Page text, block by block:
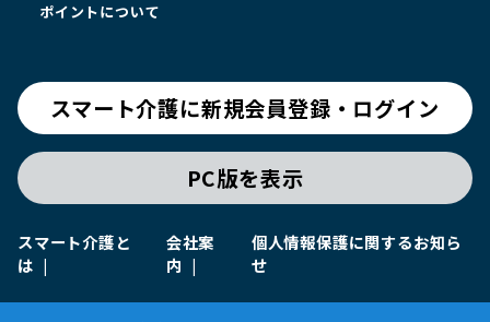
ポイントについて
スマート介護に新規会員登録・ログイン
PC版を表示
スマート介護と
は
会社案
内
個人情報保護に関するお知ら
せ